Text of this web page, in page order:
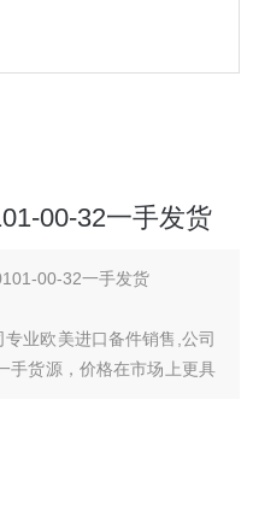
00-32一手发货
00-32一手发货
专业欧美进口备件销售,公司
手货源，价格在市场上更具
客户惠的价格。